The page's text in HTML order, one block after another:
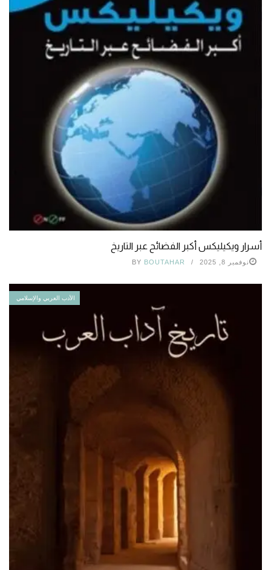
أسرار ويكيليكس أكبر الفضائح عبر التاريخ
نوفمبر 8, 2025 BY BOUTAHAR
الأدب العربي والإسلامي